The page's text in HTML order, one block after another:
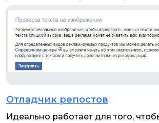
Отладчик репостов
Идеально работает для того,